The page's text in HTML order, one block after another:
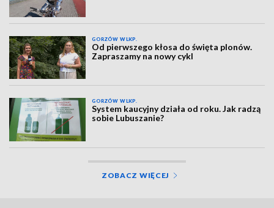
GORZÓW WLKP.
Od pierwszego kłosa do święta plonów.
Zapraszamy na nowy cykl
GORZÓW WLKP.
System kaucyjny działa od roku. Jak radzą
sobie Lubuszanie?
ZOBACZ WIĘCEJ